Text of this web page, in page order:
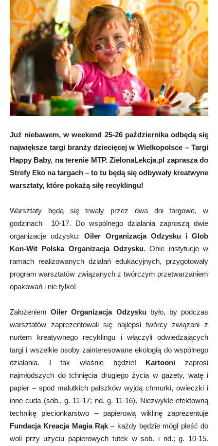
Już niebawem, w weekend 25-26 października odbędą się
największe targi branży dziecięcej w Wielkopolsce – Targi
Happy Baby, na terenie MTP. ZielonaLekcja.pl zaprasza do
Strefy Eko na targach – to tu będą się odbywały kreatwyne
warsztaty, które pokażą siłę recyklingu!
Warsztaty będą się trwały przez dwa dni targowe, w
godzinach 10-17. Do wspólnego działania zaproszą dwie
organizacje odzysku:Oiler Organizacja Odzysku i Glob
Kon-Wit Polska Organizacja Odzysku. Obie instytucje w
ramach realizowanych działań edukacyjnych, przygotowały
program warsztatów związanych z twórczym przetwarzaniem
opakowań i nie tylko!
ZałożeniemOiler Organizacja Odzyskubyło, by podczas
warsztatów zaprezentowali się najlepsi twórcy związani z
nurtem kreatywnego recyklingu i włączyli odwiedzających
targi i wszelkie osoby zainteresowane ekologią do wspólnego
działania. I tak właśnie będzie! Kartooni zaprosi
najmłodszych do tchnięcia drugiego życia w gazety, watę i
papier – spod malutkich palszków wyjdą chmurki, owieczki i
inne cuda (sob., g. 11-17; nd. g. 11-16). Niezwykle efektowną
technikę plecionkarstwo – papierową wiklinę zaprezentuje
Fundacja Kreacja Magia Rąk – każdy będzie mógł pleść do
woli przy użyciu papierowych tutek w sob. i nd.; g. 10-15.